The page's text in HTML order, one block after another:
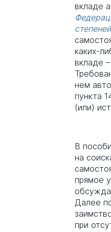
вкладе
каких-
вкладе
нем
пункта
(или)
В
на
прямое
Далее
при